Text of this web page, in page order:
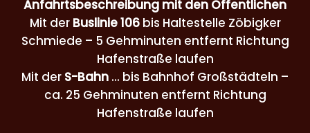
Anfahrtsbeschreibung mit den Öffentlichen
Mit der Buslinie 106bis Haltestelle Zöbigker
Schmiede – 5 Gehminuten entfernt Richtung
Hafenstraße laufen
Mit der S-Bahn ... bis Bahnhof Großstädteln –
ca. 25 Gehminuten entfernt Richtung
Hafenstraße laufen